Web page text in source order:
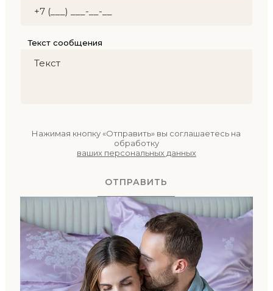
Текст сообщения
Нажимая кнопку «Отправить» вы соглашаетесь на
обработку
ваших персональных данных
ОТПРАВИТЬ